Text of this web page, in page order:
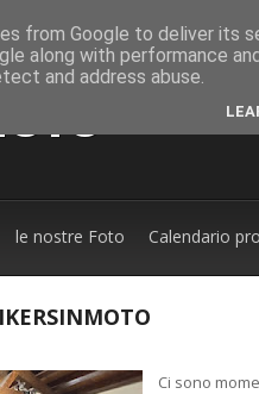
le nostre Foto Calendario
Ci sono
from Google to deliver its
along with performance
and address abuse.